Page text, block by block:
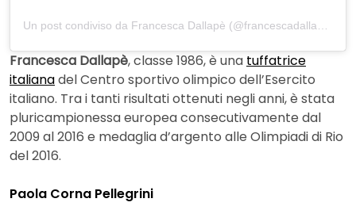
Francesca Dallapè, classe 1986, è una tuffatrice
italianadel Centro sportivo olimpico dell’Esercito
italiano. Tra i tanti risultati ottenuti negli anni, è stata
pluricampionessa europea consecutivamente dal
2009 al 2016 e medaglia d’argento alle Olimpiadi di Rio
del 2016.
Paola Corna Pellegrini